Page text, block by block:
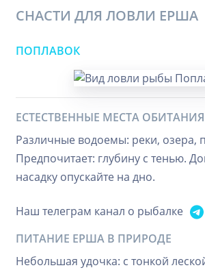
СНАСТИ ДЛЯ ЛОВЛИ ЕРША
ПОПЛАВОК
ЕСТЕСТВЕННЫЕ МЕСТА
Различные водоемы: реки, озера,
Предпочитает: глубину с тенью.
насадку опускайте на дно.
Наш телеграм канал о рыбалке
ПИТАНИЕ ЕРША В ПРИРОДЕ
Небольшая удочка: с тонкой